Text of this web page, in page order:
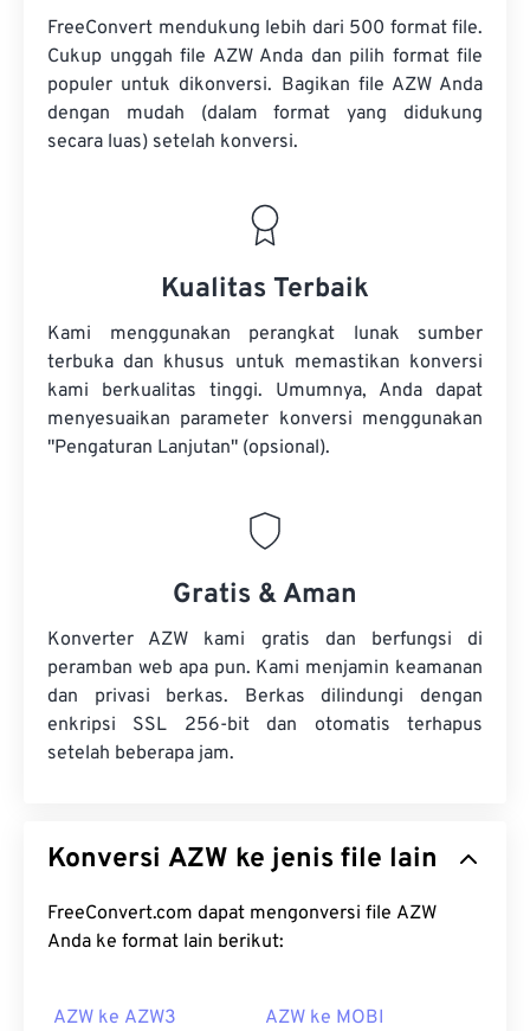
FreeConvert mendukung lebih dari 500 format file.
Cukup unggah file AZW Anda dan pilih format file
populer untuk dikonversi. Bagikan file AZW Anda
dengan mudah (dalam format yang didukung
secara luas) setelah konversi.
Kualitas Terbaik
Kami menggunakan perangkat lunak sumber
terbuka dan khusus untuk memastikan konversi
kami berkualitas tinggi. Umumnya, Anda dapat
menyesuaikan parameter konversi menggunakan
"Pengaturan Lanjutan" (opsional).
Gratis & Aman
Konverter AZW kami gratis dan berfungsi di
peramban web apa pun. Kami menjamin keamanan
dan privasi berkas. Berkas dilindungi dengan
enkripsi SSL 256-bit dan otomatis terhapus
setelah beberapa jam.
Konversi AZW ke jenis file lain
FreeConvert.com dapat mengonversi file AZW
Anda ke format lain berikut:
AZW ke AZW3 AZW ke MOBI